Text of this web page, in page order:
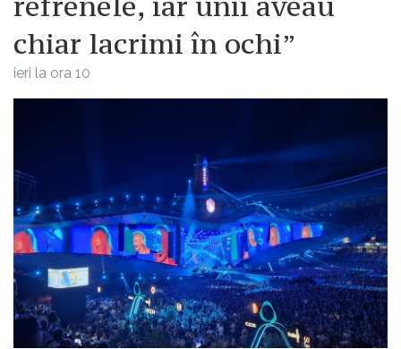
chiar lacrimi în ochi”
ieri la ora 10